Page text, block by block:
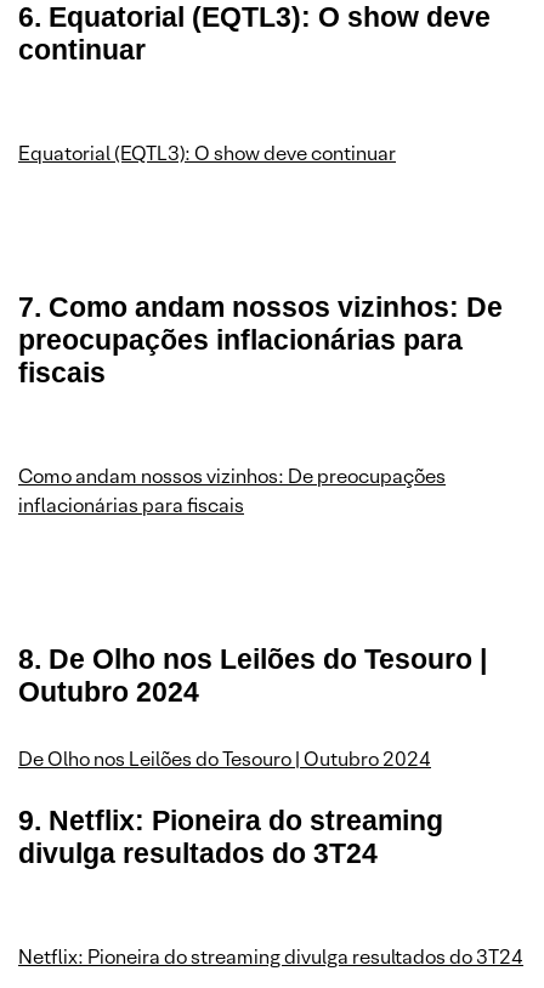
6. Equatorial (EQTL3): O show deve
continuar
Equatorial (EQTL3): O show deve continuar
7. Como andam nossos vizinhos: De
preocupações inflacionárias para
fiscais
Como andam nossos vizinhos: De preocupações
inflacionárias para fiscais
8. De Olho nos Leilões do Tesouro |
Outubro 2024
De Olho nos Leilões do Tesouro | Outubro 2024
9. Netflix: Pioneira do streaming
divulga resultados do 3T24
Netflix: Pioneira do streaming divulga resultados do 3T24